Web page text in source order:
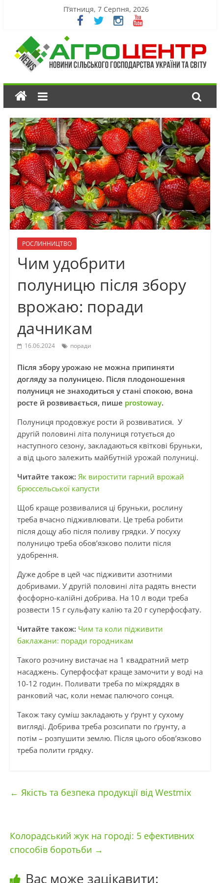
П’ятниця, 7 Серпня, 2026
РОСЛИННИЦТВО
Чим удобрити
полуницю після збору
врожаю: поради
дачникам
16.06.2024 поради
Після збору урожаю не можна припиняти
догляду за полуницею. Після плодоношення
полуниця не знаходиться у стані спокою, вона
росте й розвивається, пише prostoway.
Полуниця продовжує рости й розвиватися. У
другій половині літа полуниця готується до
наступного сезону, закладаються квіткові бруньки,
а від цього залежить майбутній урожай полуниці.
Читайте також: Як виростити гарний врожай
брюссельської капусти
Щоб краще розвивалися ці бруньки, рослину
треба вчасно підживлювати. Це треба робити
після дощу або після поливу грядки. У посуху
полуницю треба обов’язково полити після
удобрення.
Дуже добре в цей час підживити азотними
добривами. У другій половині літа радять внести
фосфорно-калійні добрива. На 10 л води треба
розвести 15 г сульфату калію та 20 г суперфосфату.
Читайте також: Чим та коли підживити
баклажани: поради городникам
Такого розчину вистачає на 1 квадратний метр
насаджень. Суперфосфат краще замочити у воді на
10-12 годин. Поливати треба по міжряддях в
ранковий час, коли немає палючого сонця.
Також таку суміш закладають у ґрунт у сухому
вигляді. Добрива треба розсипати по ґрунту, а
потім – розпушити землю. Після цього обов’язково
треба полити грядку.
← Якість та безпека продукції від Westmix
Колорадський жук на городі: 5 ефективних
способів боротьби →
Вас може зацікавити: